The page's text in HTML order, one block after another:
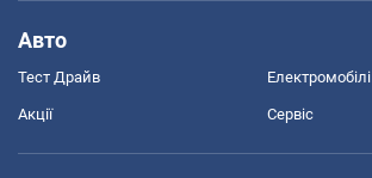
Авто
Тест Драйв Електромобілі
Акції Сервіс